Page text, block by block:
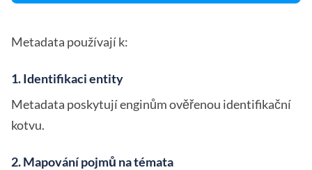
Metadata používají k:
1. Identifikaci entity
Metadata poskytují enginům ověřenou identifikační
kotvu.
2. Mapování pojmů na témata